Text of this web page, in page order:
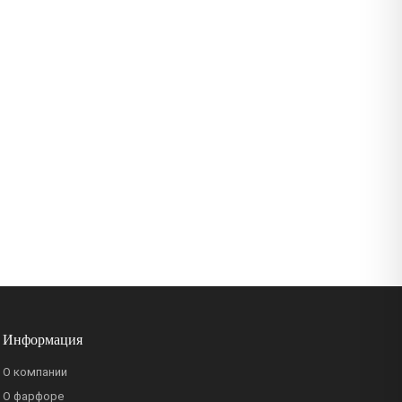
Информация
О компании
О фарфоре